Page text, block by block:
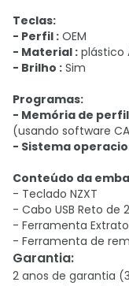
Teclas:
- Perfil : OEM
- Material : plástico
- Brilho : Sim
Programas:
- Memória de
(usando software
- Sistema
Conteúdo da
- Teclado NZXT
- Cabo USB Reto de
- Ferramenta
- Ferramenta de
Garantia:
2 anos de garantia